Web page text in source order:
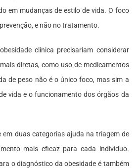
em mudanças de estilo de vida. O foco
e não no tratamento.
clínica precisariam considerar
diretas, como uso de medicamentos
de peso não é o único foco, mas sim a
vida e o funcionamento dos órgãos da
em duas categorias ajuda na triagem de
mais eficaz para cada indivíduo.
o diagnóstico da obesidade é também